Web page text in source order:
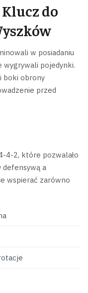
do
w posiadaniu
wygrywali pojedynki.
boki obrony
przed
4-2, które pozwalało
defensywą a
wspierać zarówno